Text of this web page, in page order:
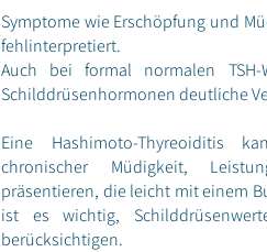
Symptome wie Erschöpfung und
fehlinterpretiert.
Auch bei formal normalen
Schilddrüsenhormonen deutliche
Eine Hashimoto-Thyreoiditis
chronischer Müdigkeit,
präsentieren, die leicht mit einem
ist es wichtig,
berücksichtigen.